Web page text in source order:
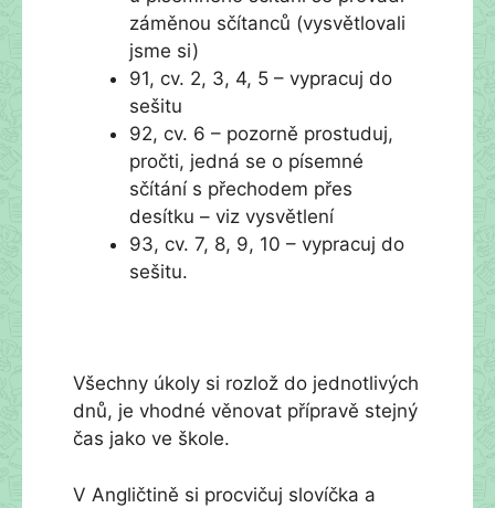
záměnou sčítanců (vysvětlovali
jsme si)
91, cv. 2, 3, 4, 5 – vypracuj do
sešitu
92, cv. 6 – pozorně prostuduj,
pročti, jedná se o písemné
sčítání s přechodem přes
desítku – viz vysvětlení
93, cv. 7, 8, 9, 10 – vypracuj do
sešitu.
Všechny úkoly si rozlož do jednotlivých
dnů, je vhodné věnovat přípravě stejný
čas jako ve škole.
V Angličtině si procvičuj slovíčka a